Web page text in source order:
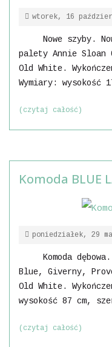
wtorek, 16
Nowe szyby.
palety Annie Sloan
Old White.
Wymiary: wysokość
(czytaj całość)
Komoda BLUE
poniedziałek, 29
Komoda
Blue, Giverny,
Old White.
wysokość 87 cm,
(czytaj całość)